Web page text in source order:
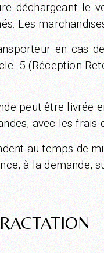
déchargeant le
Les
en cas
5.(Réception-
peut être livrée
avec les frais
au temps de
à la demande,